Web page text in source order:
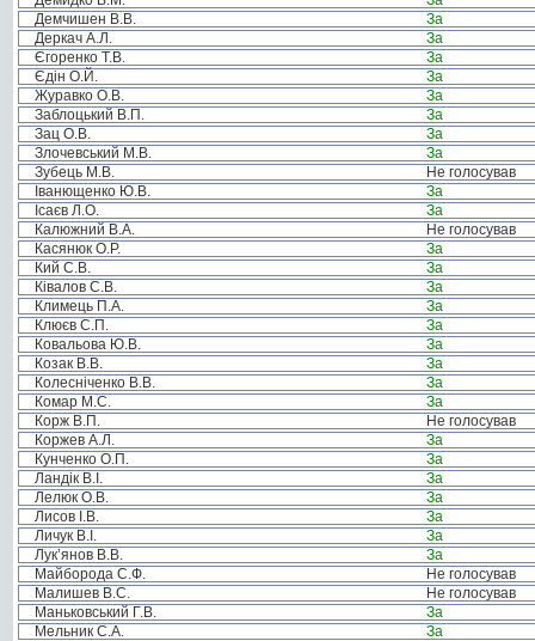
Демчишен В.В.
За
Деркач А.Л.
За
Єгоренко Т.В.
За
Єдін О.Й.
За
Журавко О.В.
За
Заблоцький В.П.
За
Зац О.В.
За
Злочевський М.В.
За
Зубець М.В.
Не голосував
Іванющенко Ю.В.
За
Ісаєв Л.О.
За
Калюжний В.А.
Не голосував
Касянюк О.Р.
За
Кий С.В.
За
Ківалов С.В.
За
Климець П.А.
За
Клюєв С.П.
За
Ковальова Ю.В.
За
Козак В.В.
За
Колесніченко В.В.
За
Комар М.С.
За
Корж В.П.
Не голосував
Коржев А.Л.
За
Кунченко О.П.
За
Ландік В.І.
За
Лелюк О.В.
За
Лисов І.В.
За
Личук В.І.
За
Лук’янов В.В.
За
Майборода С.Ф.
Не голосував
Малишев В.С.
Не голосував
Маньковський Г.В.
За
Мельник С.А.
За